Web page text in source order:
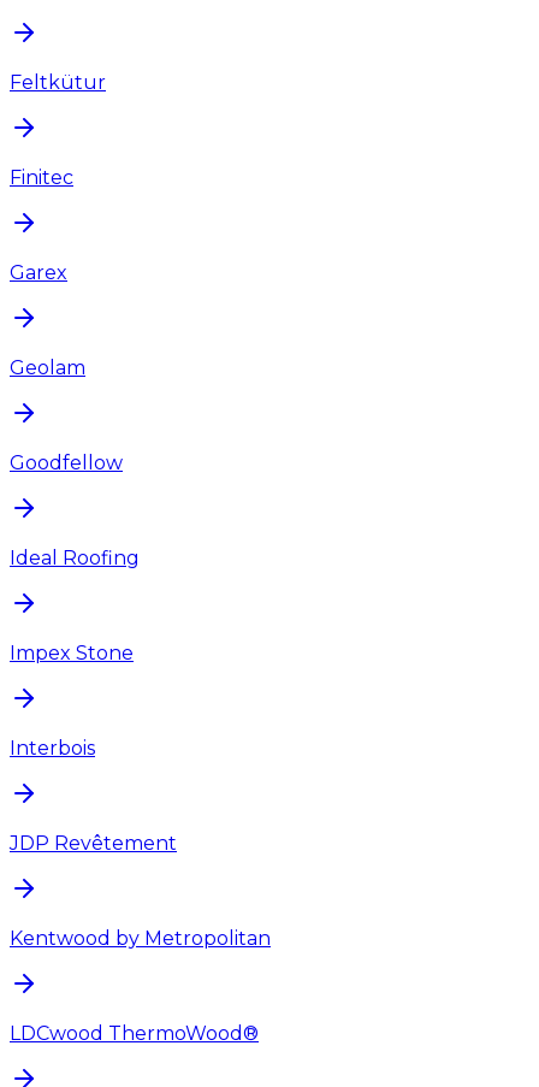
Feltkütur
Finitec
Garex
Geolam
Goodfellow
Ideal Roofing
Impex Stone
Interbois
JDP Revêtement
Kentwood by Metropolitan
LDCwood ThermoWood®